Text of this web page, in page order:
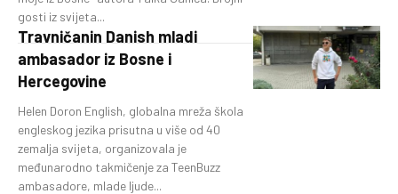
gosti iz svijeta...
Travničanin Danish mladi
ambasador iz Bosne i
Hercegovine
Helen Doron English, globalna mreža škola
engleskog jezika prisutna u više od 40
zemalja svijeta, organizovala je
međunarodno takmičenje za TeenBuzz
ambasadore, mlade ljude...